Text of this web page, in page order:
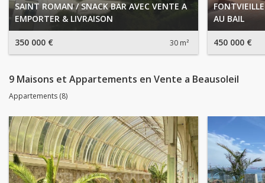
SAINT ROMAN / SNACK BAR AVEC VENTE A
EMPORTER & LIVRAISON
350 000 € 30 m²
AU BAIL
450 000 €
9 Maisons et Appartements en Vente a Beausoleil
Appartements (8)